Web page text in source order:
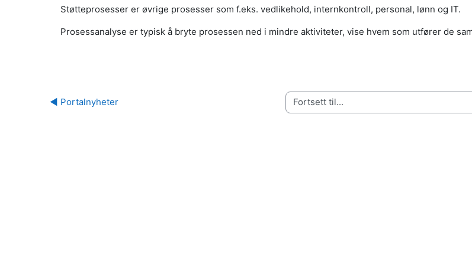
Støtteprosesser er øvrige prosesser som f.eks. vedlikehold, internkontroll, personal, lønn og IT.
Prosessanalyse er typisk å bryte prosessen ned i mindre aktiviteter, vise hvem som utfører de
◀︎ Portalnyheter Fortsett til...